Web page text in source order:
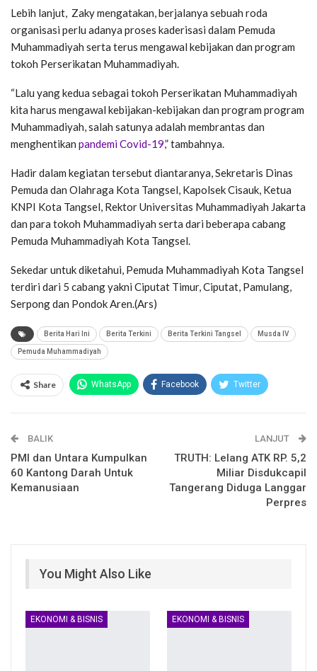
Lebih lanjut, Zaky mengatakan, berjalanya sebuah roda
organisasi perlu adanya proses kaderisasi dalam Pemuda
Muhammadiyah serta terus mengawal kebijakan dan program
tokoh Perserikatan Muhammadiyah.
“Lalu yang kedua sebagai tokoh Perserikatan Muhammadiyah
kita harus mengawal kebijakan-kebijakan dan program program
Muhammadiyah, salah satunya adalah membrantas dan
menghentikan pandemi Covid-19,” tambahnya.
Hadir dalam kegiatan tersebut diantaranya, Sekretaris Dinas
Pemuda dan Olahraga Kota Tangsel, Kapolsek Cisauk, Ketua
KNPI Kota Tangsel, Rektor Universitas Muhammadiyah Jakarta
dan para tokoh Muhammadiyah serta dari beberapa cabang
Pemuda Muhammadiyah Kota Tangsel.
Sekedar untuk diketahui, Pemuda Muhammadiyah Kota Tangsel
terdiri dari 5 cabang yakni Ciputat Timur, Ciputat, Pamulang,
Serpong dan Pondok Aren.(Ars)
Berita Hari Ini Berita Terkini Berita Terkini Tangsel Musda IV
Pemuda Muhammadiyah
Share WhatsApp Facebook Twitter
Telegram
BALIK
PMI dan Untara Kumpulkan
60 Kantong Darah Untuk
Kemanusiaan
LANJUT
TRUTH: Lelang ATK RP. 5,2
Miliar Disdukcapil
Tangerang Diduga Langgar
Perpres
You Might Also Like
EKONOMI & BISNIS EKONOMI & BISNIS